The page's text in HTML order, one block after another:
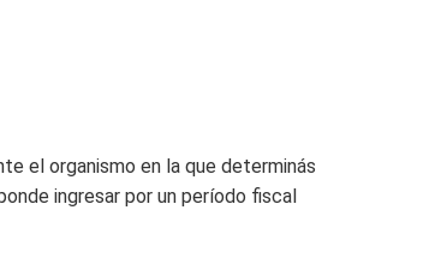
el organismo en la que determinás
ingresar por un período fiscal